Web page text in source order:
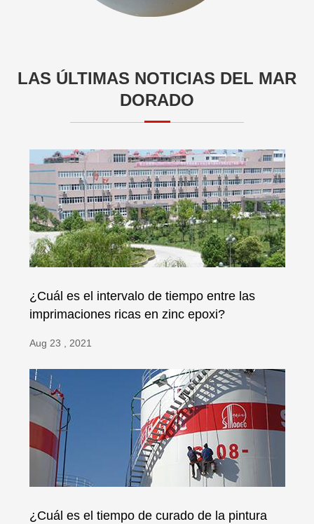
LAS ÚLTIMAS NOTICIAS DEL MAR
DORADO
¿Cuál es el intervalo de tiempo entre las
imprimaciones ricas en zinc epoxi?
Aug 23 , 2021
¿Cuál es el tiempo de curado de la pintura